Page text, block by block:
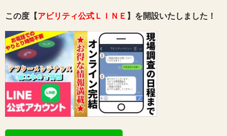
この度【アビリティ公式ＬＩＮＥ 】を開設いたしました！